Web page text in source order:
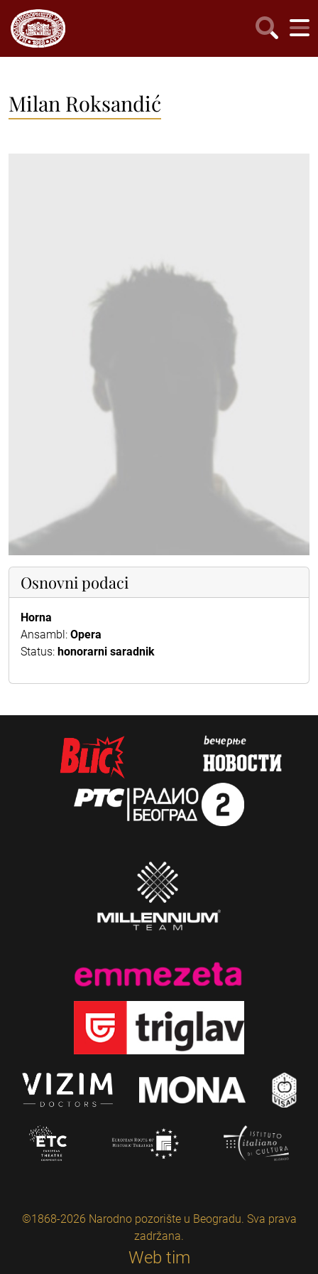
Milan Roksandić
Osnovni podaci
Horna
Ansambl: Opera
Status: honorarni saradnik
©1868-2026 Narodno pozorište u Beogradu. Sva prava
zadržana.
Web tim